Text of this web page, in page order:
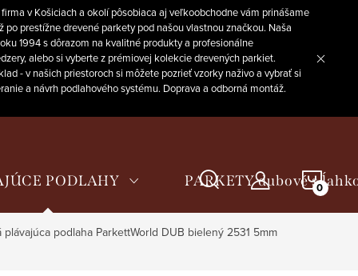
v Košiciach a okolí pôsobiaca aj veľkoobchodne vám prinášame
prestížne drevené parkety pod našou vlastnou značkou. Naša
1994 s dôrazom na kvalitné produkty a profesionálne
alebo si vyberte z prémiovej kolekcie drevených parkiet.
- v našich priestoroch si môžete pozrieť vzorky naživo a vybrať si
a návrh podlahového systému. Doprava a odborná montáž.
PODLAHY PARKETY dubové s
plávajúca podlaha ParkettWorld DUB bielený 2531 5mm